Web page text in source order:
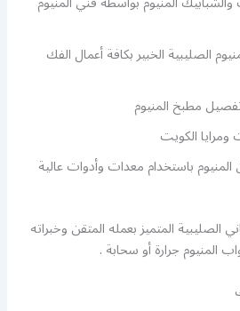
الصليبية الخبير بكافة أعمال الفك
مطبخ المنيوم
ومرايا الكويت
باستخدام معدات وأدوات عالية
الصليبية المتميز بعمله المتقن وخبراته
المنيوم جرارة أو سحابة .